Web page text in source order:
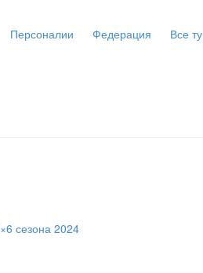
Персоналии Федерация Все
сезона 2024